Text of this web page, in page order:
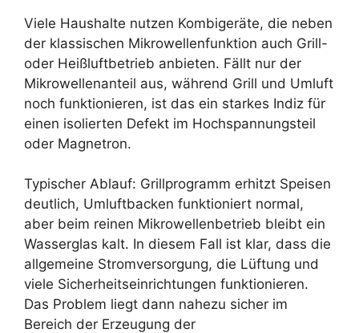
Viele Haushalte nutzen Kombigeräte, die neben
der klassischen Mikrowellenfunktion auch Grill-
oder Heißluftbetrieb anbieten. Fällt nur der
Mikrowellenanteil aus, während Grill und Umluft
noch funktionieren, ist das ein starkes Indiz für
einen isolierten Defekt im Hochspannungsteil
oder Magnetron.
Typischer Ablauf: Grillprogramm erhitzt Speisen
deutlich, Umluftbacken funktioniert normal,
aber beim reinen Mikrowellenbetrieb bleibt ein
Wasserglas kalt. In diesem Fall ist klar, dass die
allgemeine Stromversorgung, die Lüftung und
viele Sicherheitseinrichtungen funktionieren.
Das Problem liegt dann nahezu sicher im
Bereich der Erzeugung der